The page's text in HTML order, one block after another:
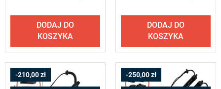
DODAJ DO
KOSZYKA
DODAJ DO
KOSZYKA
-210,00 zł -250,00 zł